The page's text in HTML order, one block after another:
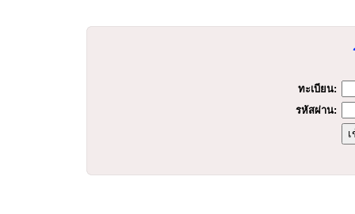
ทะเบียน:
รหัสผ่าน: